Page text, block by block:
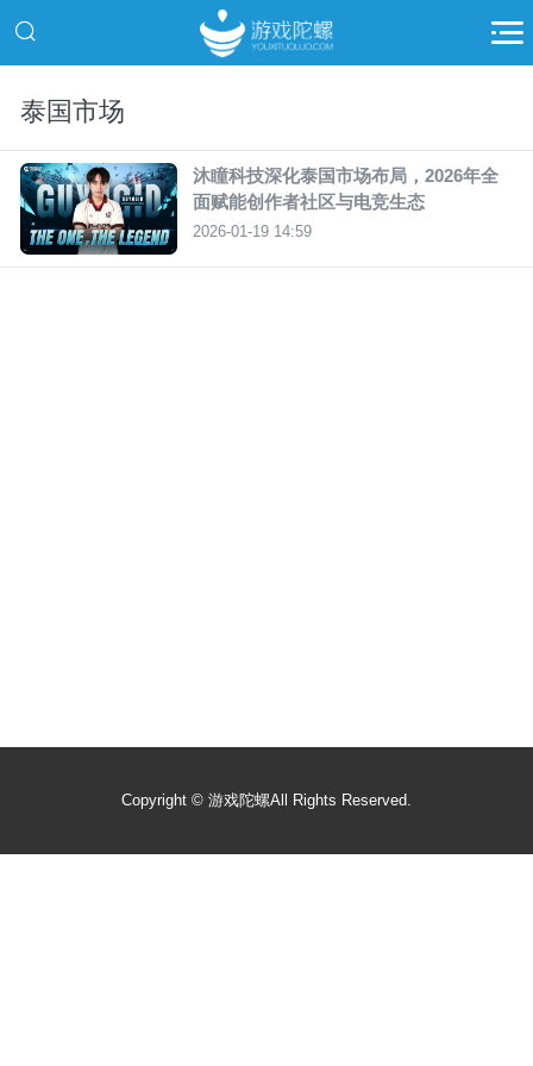
泰国市场
沐瞳科技深化泰国市场布局，2026年全
面赋能创作者社区与电竞生态
2026-01-19 14:59
Copyright © 游戏陀螺All Rights Reserved.